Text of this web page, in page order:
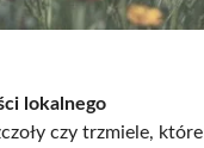
lokalnego
czy trzmiele, które